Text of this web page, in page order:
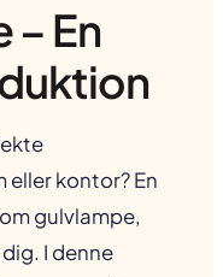
– En
kontor? En
gulvlampe,
I denne